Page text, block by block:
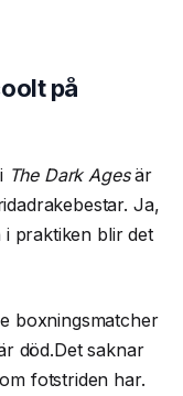
på
The Dark Agesär
Ja,
i praktiken blir det
boxningsmatcher
död.Det saknar
fotstriden har.